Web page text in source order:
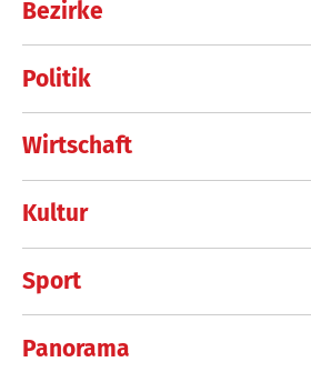
Bezirke
Politik
Wirtschaft
Kultur
Sport
Panorama